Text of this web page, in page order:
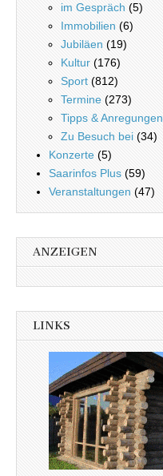
im Gespräch (5)
Immobilien (6)
Jubiläen (19)
Kultur (176)
Sport (812)
Termine (273)
Tipps & Anregungen
Zu Besuch bei (34)
Konzerte (5)
Saarinfos Plus (59)
Veranstaltungen (47)
ANZEIGEN
LINKS